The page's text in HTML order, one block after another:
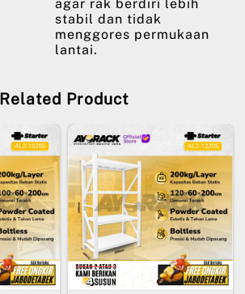
agar rak berdiri lebih
stabil dan tidak
menggores permukaan
lantai.
Related Product